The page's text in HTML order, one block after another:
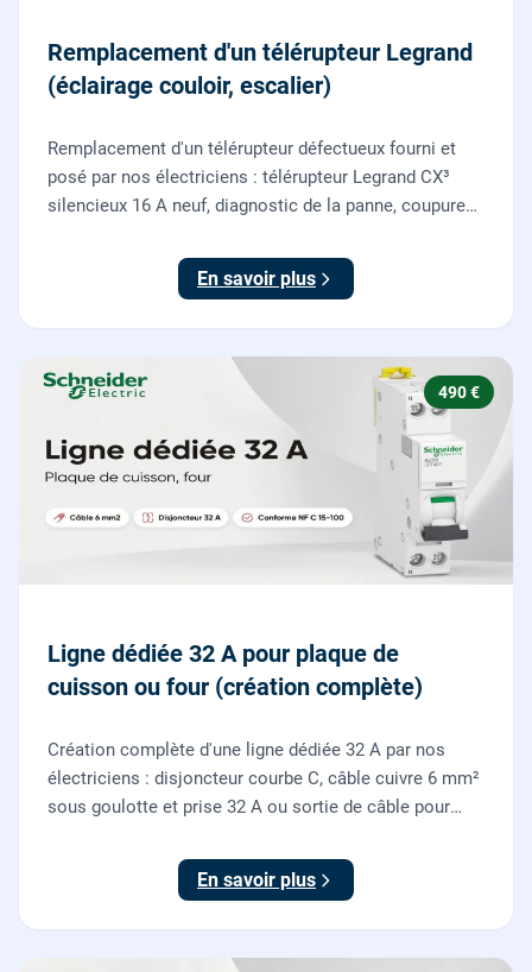
Remplacement d'un télérupteur Legrand
(éclairage couloir, escalier)
Remplacement d'un télérupteur défectueux fourni et
posé par nos électriciens : télérupteur Legrand CX³
silencieux 16 A neuf, diagnostic de la panne, coupure
boutons poussoirs.
En savoir plus
490 €
Ligne dédiée 32 A pour plaque de
cuisson ou four (création complète)
Création complète d'une ligne dédiée 32 A par nos
électriciens : disjoncteur courbe C, câble cuivre 6 mm²
sous goulotte et prise 32 A ou sortie de câble pour
En savoir plus